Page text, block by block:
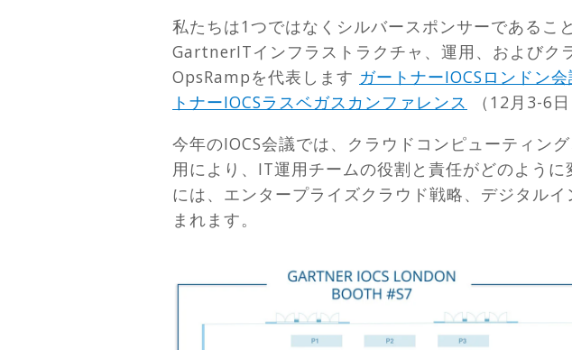
私たちは1つではなくシルバースポンサーであるこ
GartnerITインフラストラクチャ、運用、およびク
OpsRampを代表します ガートナーIOCSロンドン会
トナーIOCSラスベガスカンファレンス
（12月3-6日
今年のIOCS会議では、クラウドコンピューティン
用により、IT運用チームの役割と責任がどのよう
には、エンタープライズクラウド戦略、デジタル
まれます。